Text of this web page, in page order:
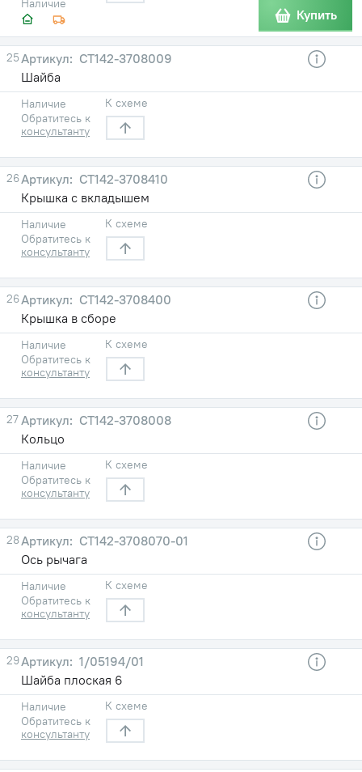
Наличие
Купить
25
СТ142-3708009
Шайба
Наличие
Обратитесь к
консультанту
К схеме
26
СТ142-3708410
Крышка с вкладышем
Наличие
Обратитесь к
консультанту
К схеме
26
СТ142-3708400
Крышка в сборе
Наличие
Обратитесь к
консультанту
К схеме
27
СТ142-3708008
Кольцо
Наличие
Обратитесь к
консультанту
К схеме
28
СТ142-3708070-01
Ось рычага
Наличие
Обратитесь к
консультанту
К схеме
29
1/05194/01
Шайба плоская 6
Наличие
Обратитесь к
консультанту
К схеме